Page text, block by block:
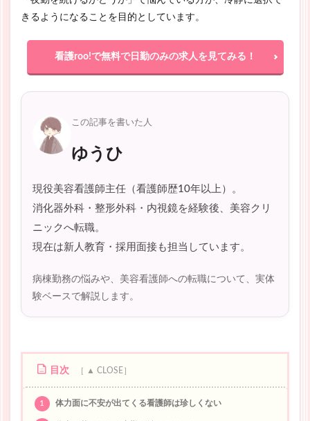
きるようになることを目的としています。
看護roo!で無料で日勤のみの求人を見てみる！
この記事を書いた人
ゆうひ
現役美容看護師主任（看護師歴10年以上）。
消化器外科・整形外科・内視鏡を経験後、美容クリ
ニックへ転職。
現在は新人教育・採用面接も担当しています。
病棟勤務の悩みや、美容看護師への転職について、実体
験ベースで解説します。
目次
1 体力面に不安が出てくる看護師は珍しくない